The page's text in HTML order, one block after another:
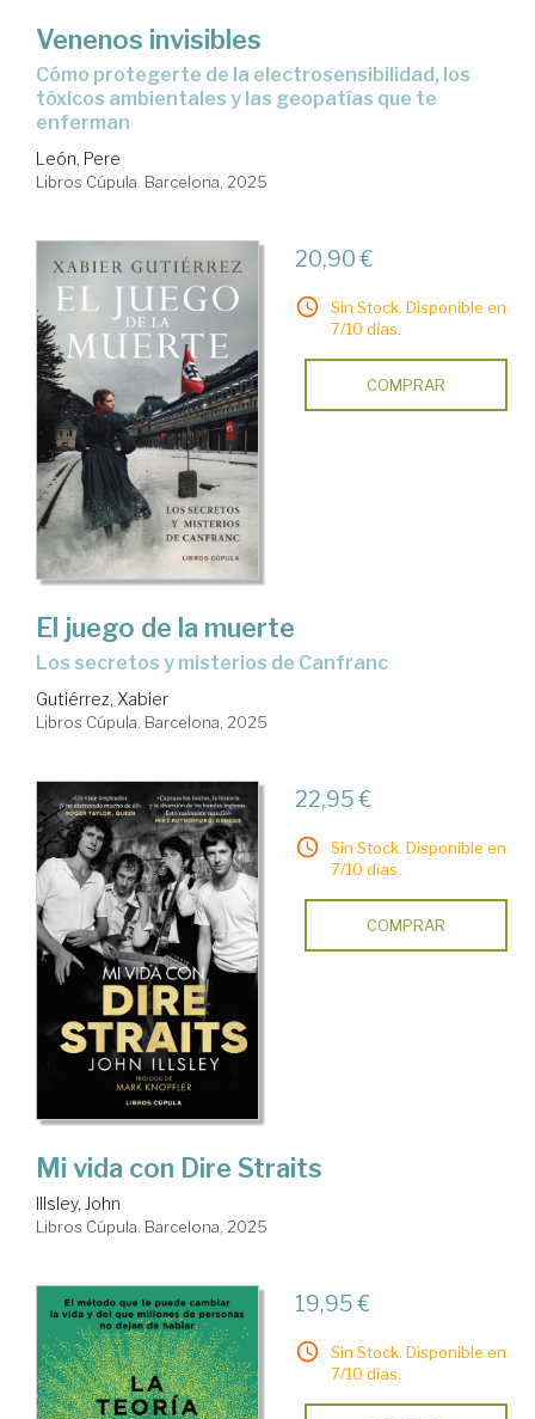
Venenos invisibles
Cómo protegerte de la electrosensibilidad, los
tóxicos ambientales y las geopatías que te
enferman
León, Pere
Libros Cúpula. Barcelona, 2025
20,90 €
Sin Stock. Disponible en
7/10 días.
COMPRAR
El juego de la muerte
Los secretos y misterios de Canfranc
Gutiérrez, Xabier
Libros Cúpula. Barcelona, 2025
22,95 €
Sin Stock. Disponible en
7/10 días.
COMPRAR
Mi vida con Dire Straits
Illsley, John
Libros Cúpula. Barcelona, 2025
19,95 €
Sin Stock. Disponible en
7/10 días.